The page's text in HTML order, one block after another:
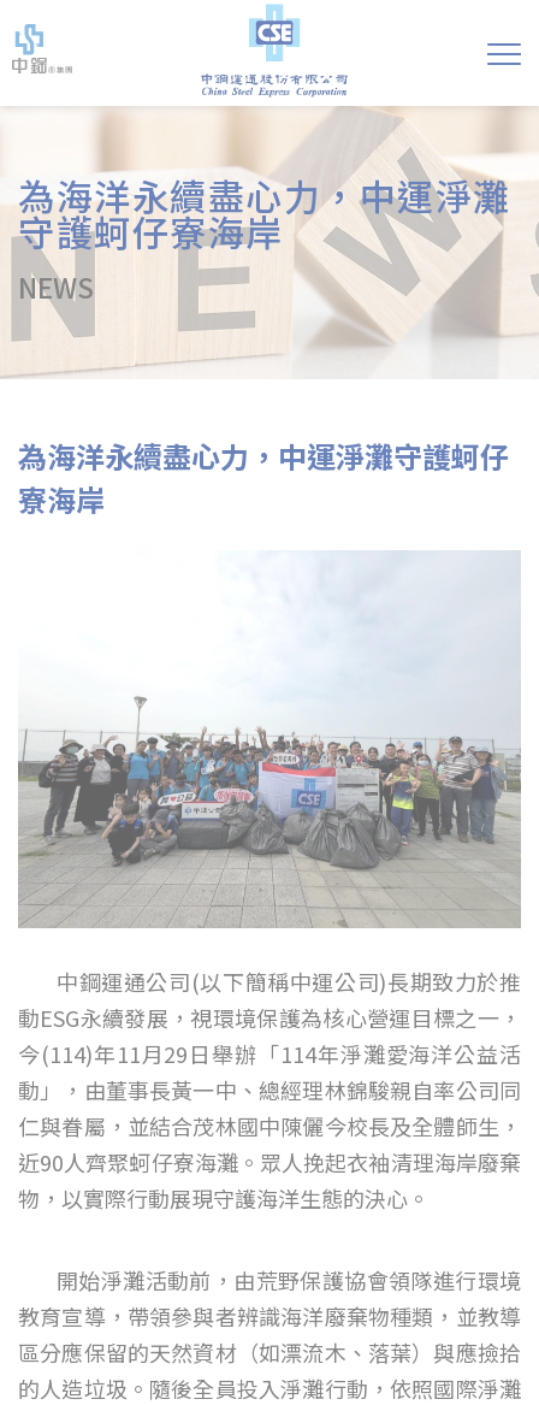
為海洋永續盡心力，中運淨灘
守護蚵仔寮海岸
NEWS
為海洋永續盡心力，中運淨灘守護蚵仔
寮海岸
中鋼運通公司(以下簡稱中運公司)長期致力於推
動ESG永續發展，視環境保護為核心營運目標之一，
今(114)年11月29日舉辦「114年淨灘愛海洋公益活
動」，由董事長黃一中、總經理林錦駿親自率公司同
仁與眷屬，並結合茂林國中陳儷今校長及全體師生，
近90人齊聚蚵仔寮海灘。眾人挽起衣袖清理海岸廢棄
物，以實際行動展現守護海洋生態的決心。
開始淨灘活動前，由荒野保護協會領隊進行環境
教育宣導，帶領參與者辨識海洋廢棄物種類，並教導
區分應保留的天然資材（如漂流木、落葉）與應撿拾
的人造垃圾。隨後全員投入淨灘行動，依照國際淨灘